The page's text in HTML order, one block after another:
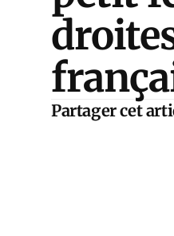
Partager cet